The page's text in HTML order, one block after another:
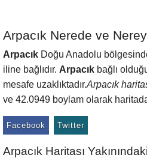
Arpacık Nerede ve
Arpacık Doğu Anadolu
iline bağlıdır. Arpacık bağlı
mesafe uzaklıktadır.Arpacık
ve 42.0949 boylam olarak
Facebook Twitter
Arpacık Haritası